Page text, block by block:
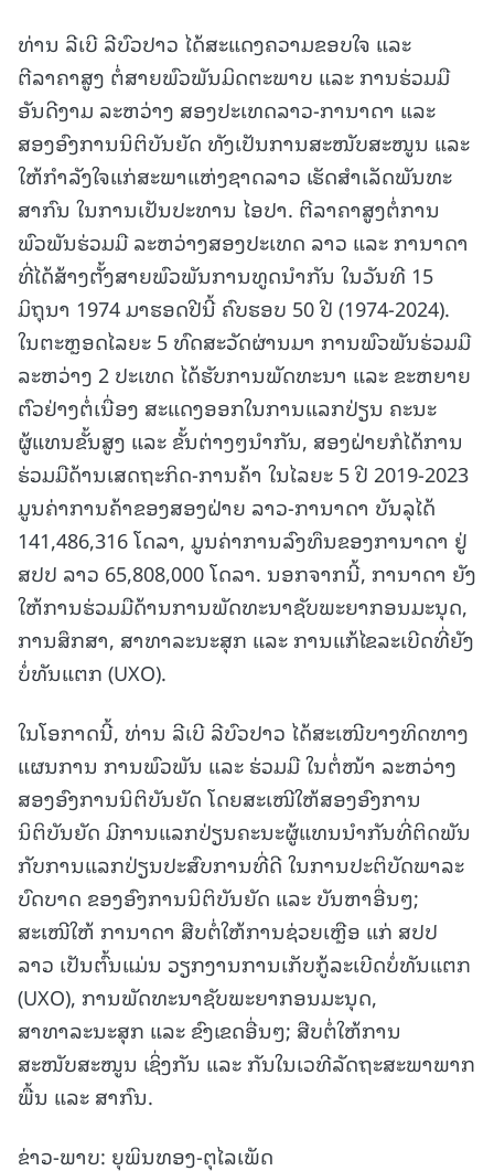
ທ່ານ ລີເບີ ລີບົວປາວ ໄດ້ສະແດງຄວາມຂອບໃຈ ແລະ
ຕີລາຄາສູງ ຕໍ່ສາຍພົວພັນມິດຕະພາບ ແລະ ການຮ່ວມມື
ອັນດີງາມ ລະຫວ່າງ ສອງປະເທດລາວ-ການາດາ ແລະ
ສອງອົງການນິຕິບັນຍັດ ທັງເປັນການສະໜັບສະໜູນ ແລະ
ໃຫ້ກໍາລັງໃຈແກ່ສະພາແຫ່ງຊາດລາວ ເຮັດສໍາເລັດພັນທະ
ສາກົນ ໃນການເປັນປະທານ ໄອປາ. ຕີລາຄາສູງຕໍ່ການ
ພົວພັນຮ່ວມມື ລະຫວ່າງສອງປະເທດ ລາວ ແລະ ການາດາ
ທີ່ໄດ້ສ້າງຕັ້ງສາຍພົວພັນການທູດນໍາກັນ ໃນວັນທີ 15
ມິຖຸນາ 1974 ມາຮອດປີນີ້ ຄົບຮອບ 50 ປີ (1974-2024).
ໃນຕະຫຼອດໄລຍະ 5 ທົດສະວັດຜ່ານມາ ການພົວພັນຮ່ວມມື
ລະຫວ່າງ 2 ປະເທດ ໄດ້ຮັບການພັດທະນາ ແລະ ຂະຫຍາຍ
ຕົວຢ່າງຕໍ່ເນື່ອງ ສະແດງອອກໃນການແລກປ່ຽນ ຄະນະ
ຜູ້ແທນຂັ້ນສູງ ແລະ ຂັ້ນຕ່າງໆນຳກັນ, ສອງຝ່າຍກໍໄດ້ການ
ຮ່ວມມືດ້ານເສດຖະກິດ-ການຄ້າ ໃນໄລຍະ 5 ປີ 2019-2023
ມູນຄ່າການຄ້າຂອງສອງຝ່າຍ ລາວ-ການາດາ ບັນລຸໄດ້
141,486,316 ໂດລາ, ມູນຄ່າການລົງທຶນຂອງການາດາ ຢູ່
ສປປ ລາວ 65,808,000 ໂດລາ. ນອກຈາກນີ້, ການາດາ ຍັງ
ໃຫ້ການຮ່ວມມືດ້ານການພັດທະນາຊັບພະຍາກອນມະນຸດ,
ການສຶກສາ, ສາທາລະນະສຸກ ແລະ ການແກ້ໄຂລະເບີດທີ່ຍັງ
ບໍ່ທັນແຕກ (UXO).
ໃນໂອກາດນີ້, ທ່ານ ລີເບີ ລີບົວປາວ ໄດ້ສະເໜີບາງທິດທາງ
ແຜນການ ການພົວພັນ ແລະ ຮ່ວມມື ໃນຕໍ່ໜ້າ ລະຫວ່າງ
ສອງອົງການນິຕິບັນຍັດ ໂດຍສະເໜີໃຫ້ສອງອົງການ
ນິຕິບັນຍັດ ມີການແລກປ່ຽນຄະນະຜູ້ແທນນຳກັນທີ່ຕິດພັນ
ກັບການແລກປ່ຽນປະສົບການທີ່ດີ ໃນການປະຕິບັດພາລະ
ບົດບາດ ຂອງອົງການນິຕິບັນຍັດ ແລະ ບັນຫາອື່ນໆ;
ສະເໜີໃຫ້ ການາດາ ສືບຕໍ່ໃຫ້ການຊ່ວຍເຫຼືອ ແກ່ ສປປ
ລາວ ເປັນຕົ້ນແມ່ນ ວຽກງານການເກັບກູ້ລະເບີດບໍ່ທັນແຕກ
(UXO), ການພັດທະນາຊັບພະຍາກອນມະນຸດ,
ສາທາລະນະສຸກ ແລະ ຂົງເຂດອື່ນໆ; ສືບຕໍ່ໃຫ້ການ
ສະໜັບສະໜູນ ເຊິ່ງກັນ ແລະ ກັນໃນເວທີລັດຖະສະພາພາກ
ພື້ນ ແລະ ສາກົນ.
ຂ່າວ-ພາບ: ຍຸພິນທອງ-ຕຸໄລເພັດ